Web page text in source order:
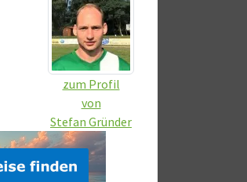
zum Profil
von
Stefan Gründer